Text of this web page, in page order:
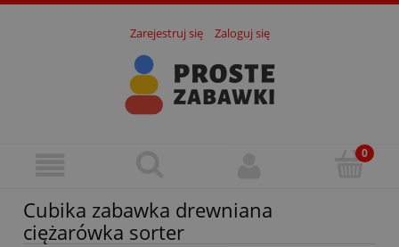
Zarejestruj się Zaloguj się
Cubika zabawka drewniana
ciężarówka sorter